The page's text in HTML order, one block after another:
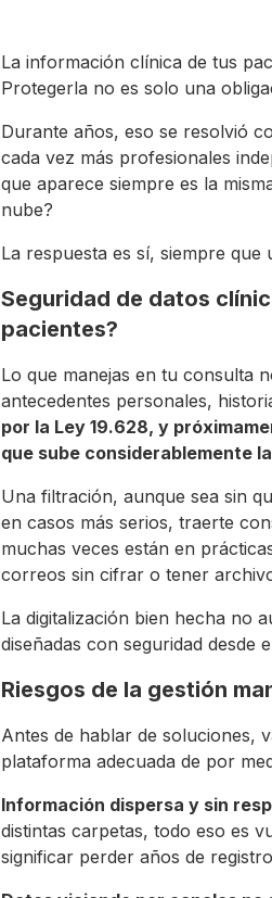
La información clínica de tus
Protegerla no es solo una
Durante años, eso se resolvió
cada vez más profesionales
que aparece siempre es la
nube?
La respuesta es sí, siempre
Seguridad de datos
pacientes?
Lo que manejas en tu consulta
antecedentes personales,
por la Ley 19.628, y
que sube considerablemente
Una filtración, aunque sea sin
en casos más serios, traerte
muchas veces están en
correos sin cifrar o tener
La digitalización bien hecha no
diseñadas con seguridad desde
Riesgos de la gestión
Antes de hablar de soluciones,
plataforma adecuada de por
Información dispersa y sin
distintas carpetas, todo eso es
significar perder años de